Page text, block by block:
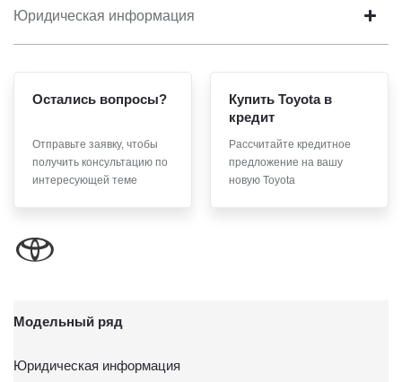
Юридическая информация
Остались вопросы?
Отправьте заявку, чтобы
получить консультацию по
интересующей теме
Купить Toyota в
кредит
Рассчитайте кредитное
предложение на вашу
новую Toyota
Модельный ряд
Юридическая информация